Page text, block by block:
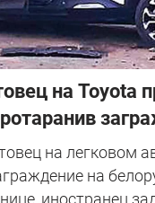
на Toyota
на легковом
на
иностранец